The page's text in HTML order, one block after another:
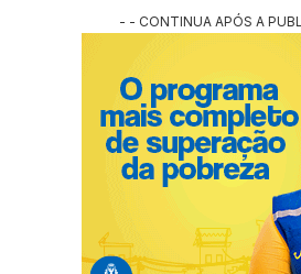
- - CONTINUA APÓS A